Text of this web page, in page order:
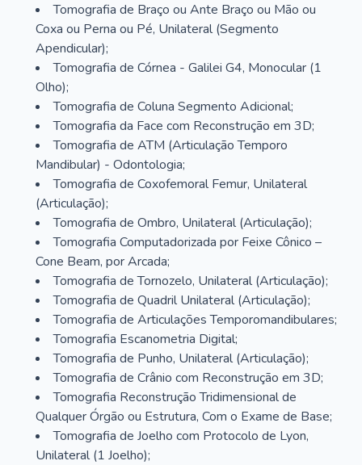
Tomografia de Braço ou Ante Braço ou Mão ou
Coxa ou Perna ou Pé, Unilateral (Segmento
Apendicular);
Tomografia de Córnea - Galilei G4, Monocular (1
Olho);
Tomografia de Coluna Segmento Adicional;
Tomografia da Face com Reconstrução em 3D;
Tomografia de ATM (Articulação Temporo
Mandibular) - Odontologia;
Tomografia de Coxofemoral Femur, Unilateral
(Articulação);
Tomografia de Ombro, Unilateral (Articulação);
Tomografia Computadorizada por Feixe Cônico –
Cone Beam, por Arcada;
Tomografia de Tornozelo, Unilateral (Articulação);
Tomografia de Quadril Unilateral (Articulação);
Tomografia de Articulações Temporomandibulares;
Tomografia Escanometria Digital;
Tomografia de Punho, Unilateral (Articulação);
Tomografia de Crânio com Reconstrução em 3D;
Tomografia Reconstrução Tridimensional de
Qualquer Órgão ou Estrutura, Com o Exame de Base;
Tomografia de Joelho com Protocolo de Lyon,
Unilateral (1 Joelho);